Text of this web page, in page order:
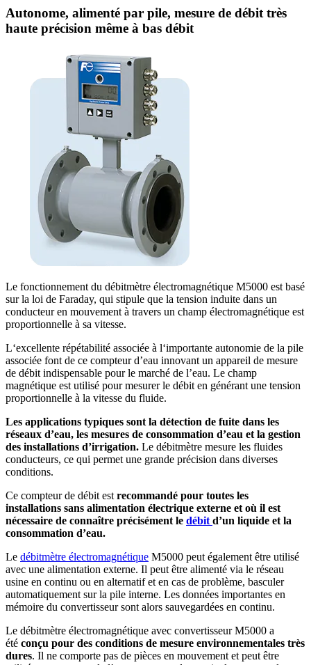
Autonome, alimenté par pile, mesure de débit très
haute précision même à bas débit
Le fonctionnement du débitmètre électromagnétique M5000 est basé
sur la loi de Faraday, qui stipule que la tension induite dans un
conducteur en mouvement à travers un champ électromagnétique est
proportionnelle à sa vitesse.
L‘excellente répétabilité associée à l‘importante autonomie de la pile
associée font de ce compteur d’eau innovant un appareil de mesure
de débit indispensable pour le marché de l’eau. Le champ
magnétique est utilisé pour mesurer le débit en générant une tension
proportionnelle à la vitesse du fluide.
Les applications typiques sont la détection de fuite dans les
réseaux d’eau, les mesures de consommation d’eau et la gestion
des installations d’irrigation. Le débitmètre mesure les fluides
conducteurs, ce qui permet une grande précision dans diverses
conditions.
Ce compteur de débit est recommandé pour toutes les
installations sans alimentation électrique externe et où il est
nécessaire de connaître précisément le débit d’un liquide et la
consommation d’eau.
Le débitmètre électromagnétique M5000 peut également être utilisé
avec une alimentation externe. Il peut être alimenté via le réseau
usine en continu ou en alternatif et en cas de problème, basculer
automatiquement sur la pile interne. Les données importantes en
mémoire du convertisseur sont alors sauvegardées en continu.
Le débitmètre électromagnétique avec convertisseur M5000 a
été conçu pour des conditions de mesure environnementales très
dures. Il ne comporte pas de pièces en mouvement et peut être